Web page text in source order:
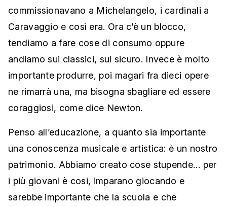
commissionavano a Michelangelo, i cardinali a
Caravaggio e così era. Ora c’è un blocco,
tendiamo a fare cose di consumo oppure
andiamo sui classici, sul sicuro. Invece è molto
importante produrre, poi magari fra dieci opere
ne rimarrà una, ma bisogna sbagliare ed essere
coraggiosi, come dice Newton.
Penso all’educazione, a quanto sia importante
una conoscenza musicale e artistica: è un nostro
patrimonio. Abbiamo creato cose stupende… per
i più giovani è cosi, imparano giocando e
sarebbe importante che la scuola e che